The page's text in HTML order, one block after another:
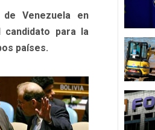
de Venezuela en
para la
países.